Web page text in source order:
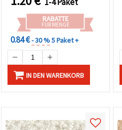
meeresinspirierte
Schmuckherstellung &
elegante DIY-Designs
RABATTE
FÜR MENGE
0.84 €- 30 %5 Paket +
IN DEN WARENKORB